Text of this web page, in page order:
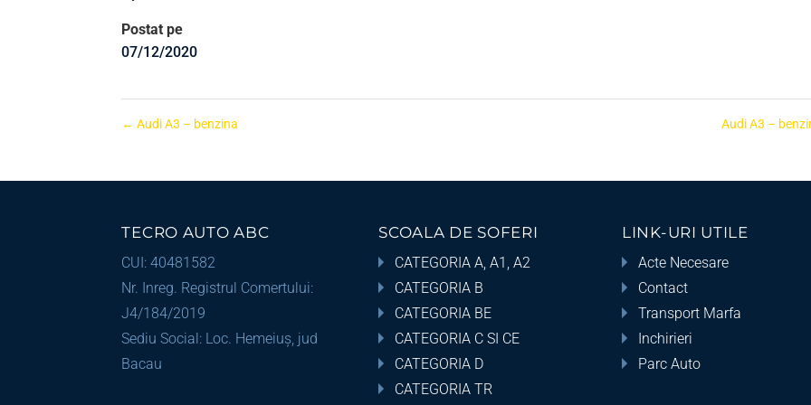
Postat pe
07/12/2020
← Audi A3 – benzina Audi A3 –
TECRO AUTO ABC
CUI: 40481582
Nr. Inreg. Registrul Comertului:
J4/184/2019
Sediu Social: Loc. Hemeiuș, jud
Bacau
SCOALA DE SOFERI
CATEGORIA A, A1, A2
CATEGORIA B
CATEGORIA BE
CATEGORIA C SI CE
CATEGORIA D
CATEGORIA TR
LINK-URI UTILE
Acte Necesare
Contact
Transport Marfa
Inchirieri
Parc Auto